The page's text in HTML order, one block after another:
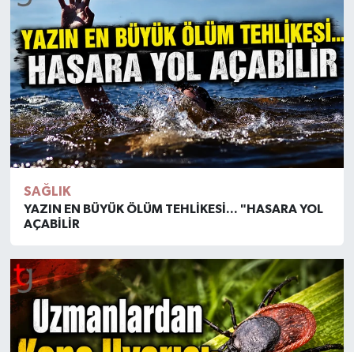
SAĞLIK
YAZIN EN BÜYÜK ÖLÜM TEHLİKESİ... "HASARA YOL
AÇABİLİR